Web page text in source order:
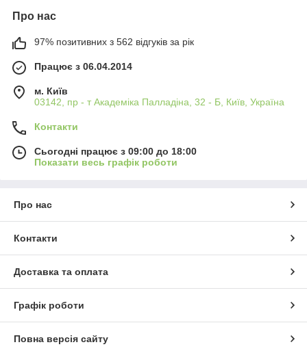
Про нас
97% позитивних з 562 відгуків за рік
Працює з 06.04.2014
м. Київ
03142, пр - т Академіка Палладіна, 32 - Б, Київ, Україна
Контакти
Сьогодні працює з 09:00 до 18:00
Показати весь графік роботи
Про нас
Контакти
Доставка та оплата
Графік роботи
Повна версія сайту